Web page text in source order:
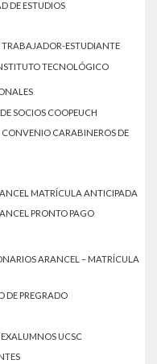
DE ESTUDIOS
TRABAJADOR-ESTUDIANTE
TECNOLÓGICO
SOCIOS COOPEUCH
CONVENIO CARABINEROS DE
MATRÍCULA ANTICIPADA
PRONTO PAGO
ARANCEL – MATRÍCULA
DE PREGRADO
UCSC